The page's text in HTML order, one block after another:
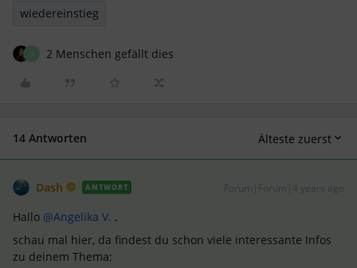
wiedereinstieg
2 Menschen gefällt dies
14 Antworten Älteste zuerst
Dash ANTWORT
Hallo @Angelika V. ,
schau mal hier, da findest du schon viele interessante Infos
zu deinem Thema: